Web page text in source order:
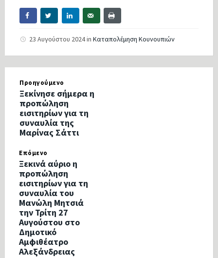
23 Αυγούστου 2024in Καταπολέμηση Κουνουπιών
Προηγούμενο
Ξεκίνησε σήμερα η
προπώληση
εισιτηρίων για τη
συναυλία της
Μαρίνας Σάττι
Επόμενο
Ξεκινά αύριο η
προπώληση
εισιτηρίων για τη
συναυλία του
Μανώλη Μητσιά
την Τρίτη 27
Αυγούστου στο
Δημοτικό
Αμφιθέατρο
Αλεξάνδρειας